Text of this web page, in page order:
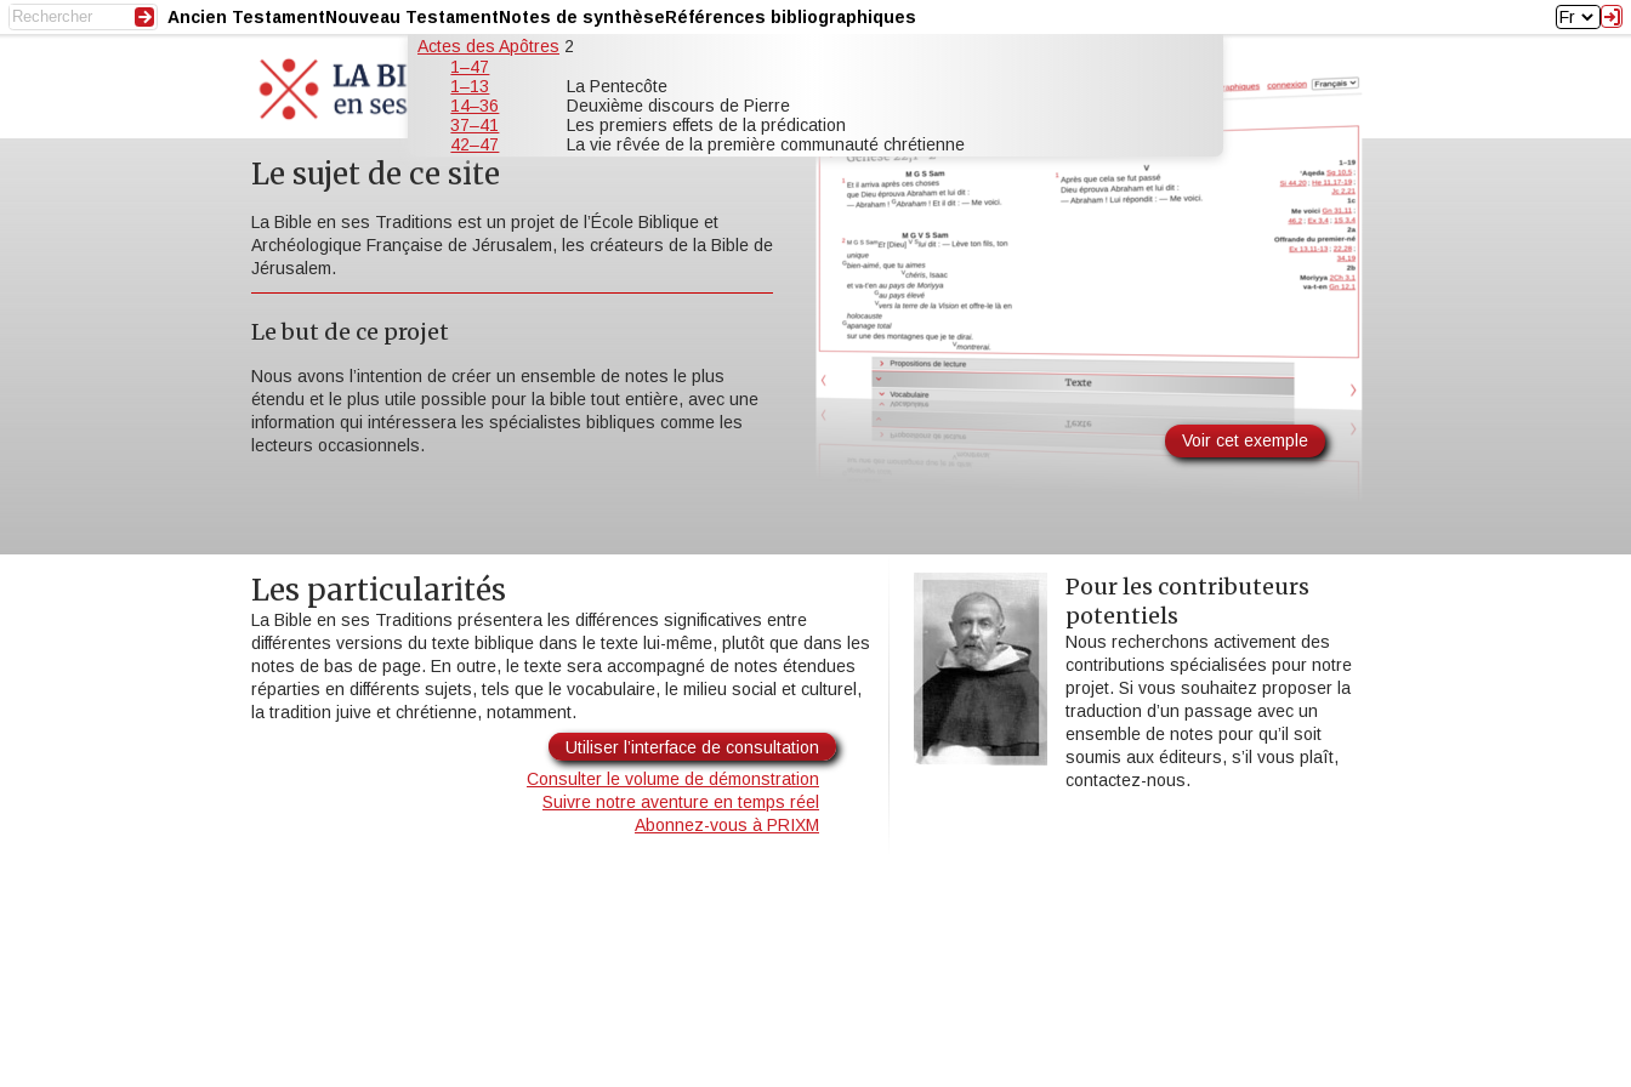
Ancien TestamentNouveau TestamentNotes de synthèseRéférences bibliographiques
Fr
Actes des Apôtres 2
1–47
1–13
La Pentecôte
14–36
Deuxième discours de Pierre
37–41
Les premiers effets de la prédication
42–47
La vie rêvée de la première communauté chrétienne
Le sujet de ce site
La Bible en ses Traditions est un projet de l’École Biblique et
Archéologique Française de Jérusalem, les créateurs de la Bible de
Jérusalem.
Le but de ce projet
Nous avons l’intention de créer un ensemble de notes le plus
étendu et le plus utile possible pour la bible tout entière, avec une
information qui intéressera les spécialistes bibliques comme les
lecteurs occasionnels.
Voir cet exemple
Les particularités
La Bible en ses Traditions présentera les différences significatives entre
différentes versions du texte biblique dans le texte lui-même, plutôt que dans les
notes de bas de page. En outre, le texte sera accompagné de notes étendues
réparties en différents sujets, tels que le vocabulaire, le milieu social et culturel,
la tradition juive et chrétienne, notamment.
Utiliser l’interface de consultation
Consulter le volume de démonstration
Suivre notre aventure en temps réel
Abonnez-vous à PRIXM
Pour les contributeurs
potentiels
Nous recherchons activement des
contributions spécialisées pour notre
projet. Si vous souhaitez proposer la
traduction d’un passage avec un
ensemble de notes pour qu’il soit
soumis aux éditeurs, s’il vous plaît,
contactez-nous.